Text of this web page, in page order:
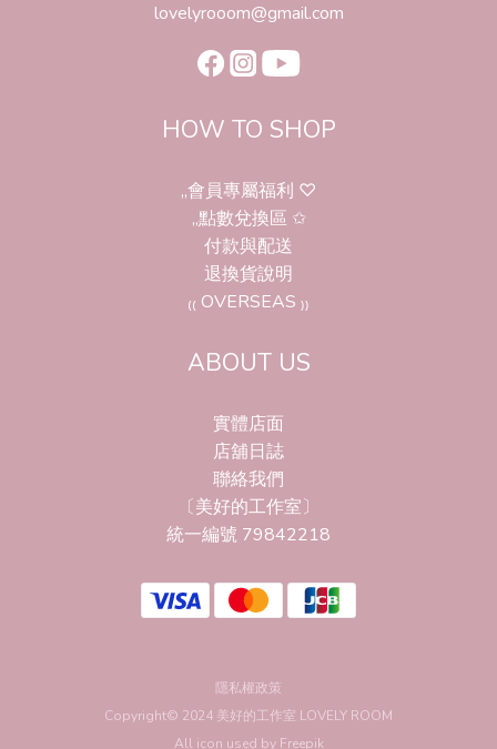
lovelyrooom@gmail.com
HOW TO SHOP
,,會員專屬福利 ♡
,,點數兌換區 ✩
付款與配送
退換貨說明
₍₍ OVERSEAS ₎₎
ABOUT US
實體店面
店舖日誌
聯絡我們
〔美好的工作室〕
統一編號 79842218
隱私權政策
Copyright© 2024 美好的工作室 LOVELY ROOM
All icon used by Freepik